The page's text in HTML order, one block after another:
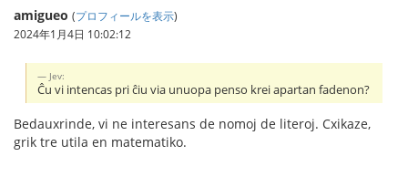
amigueo (プロフィールを表示)
2024年1月4日 10:02:12
Jev:
Ĉu vi intencas pri ĉiu via unuopa penso krei apartan fadenon?
Bedauxrinde, vi ne interesans de nomoj de literoj. Cxikaze,
grik tre utila en matematiko.